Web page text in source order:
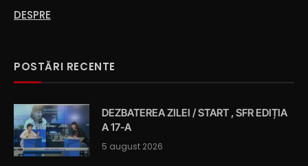
DESPRE
POSTĂRI RECENTE
DEZBATEREA ZILEI / START , SFR EDIȚIA
A 17-A
5 august 2026